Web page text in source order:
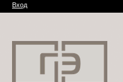
Вход